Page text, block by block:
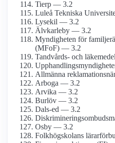
Tierp — 3.2
Luleå Tekniska
Lysekil — 3.2
Älvkarleby — 3.2
Myndigheten för
(MFoF) — 3.2
Tandvårds- och
Allmänna
Arboga — 3.2
Arvika — 3.2
Burlöv — 3.2
Dals-ed — 3.2
Osby — 3.2
Folkhögskolans